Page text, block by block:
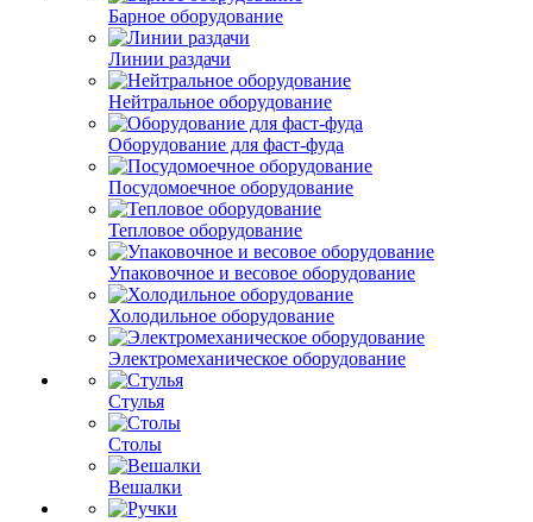
Барное оборудование
Линии раздачи
Нейтральное оборудование
Оборудование для фаст-фуда
Посудомоечное оборудование
Тепловое оборудование
Упаковочное и весовое оборудование
Холодильное оборудование
Электромеханическое оборудование
Стулья
Столы
Вешалки